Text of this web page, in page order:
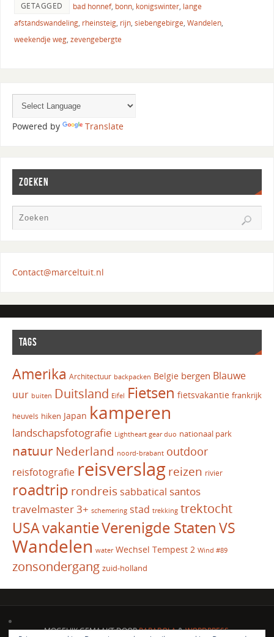
GETAGGED bad honnef, bonn, konigswinter, lange
afstandswandeling, rheinsteig, rijn, siebengebirge, Wandelen,
weekendje weg, zevengebergte
Powered by Translate
ZOEKEN
Contact@marceltuit.nl
TAGS
Amerika Architectuur backpacken Belgie bergen Blauwe
uur buiten Duitsland Eifel Fietsen fietsvakantie frankrijk
heuvels hiken Japan kamperen
landschapsfotografie Lightheart gear duo nationaal park
natuur Nederland noord-brabant outdoor
reisfotografie reisverslag reizen rivier
roadtrip rondreis sabbatical santos
travelmaster 3+ schemering stad trekking trektocht
USAvakantieVerenigde StatenVS
Wandelen water Wechsel Tempest 2 Wind #89
zonsondergang zuid-holland
MOGELIJK GEMAAKT DOORPARABOLA&WORDPRESS.